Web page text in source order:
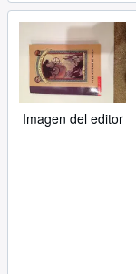
Imagen del editor